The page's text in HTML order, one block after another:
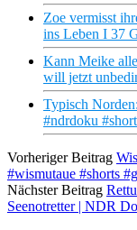
Zoe vermisst
ins Leben I 37
Kann Meike
will jetzt
Typisch
#ndrdoku
Vorheriger Beitrag
#wismutaue #shorts
Nächster Beitrag
Seenotretter | NDR